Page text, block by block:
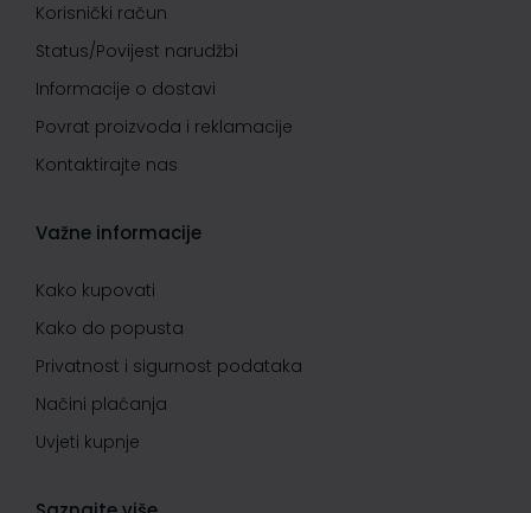
Korisnički račun
Status/Povijest narudžbi
Informacije o dostavi
Povrat proizvoda i reklamacije
Kontaktirajte nas
Važne informacije
Kako kupovati
Kako do popusta
Privatnost i sigurnost podataka
Načini plaćanja
Uvjeti kupnje